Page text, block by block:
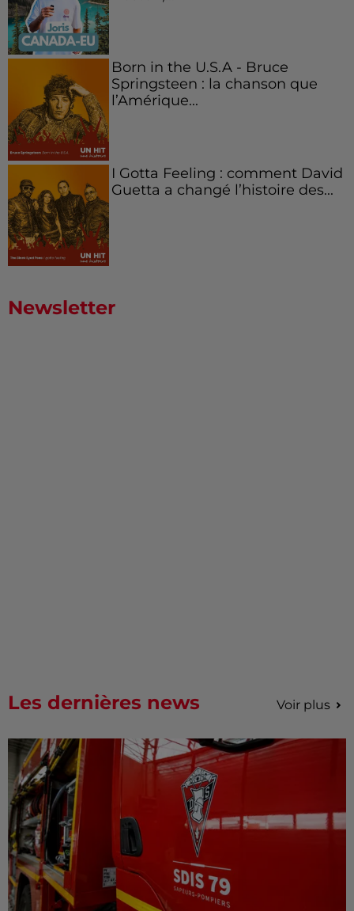
Born in the U.S.A - Bruce
Springsteen : la chanson que
l’Amérique...
I Gotta Feeling : comment David
Guetta a changé l’histoire des...
Newsletter
Les dernières news Voir plus